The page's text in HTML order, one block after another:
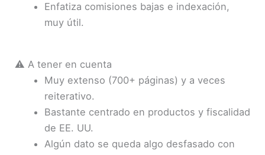
Enfatiza comisiones bajas e indexación,
muy útil.
⚠️ A tener en cuenta
Muy extenso (700+ páginas) y a veces
reiterativo.
Bastante centrado en productos y fiscalidad
de EE. UU.
Algún dato se queda algo desfasado con